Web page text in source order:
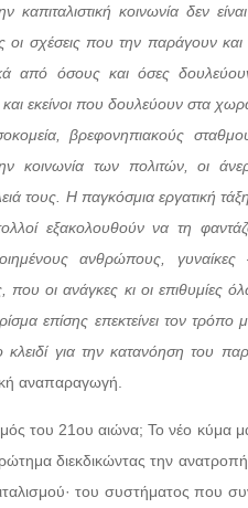
καπιταλιστική κοινωνία δεν
οι σχέσεις που την παράγουν
από όσους και όσες
και εκείνοι που δουλεύουν στα
βρεφονηπιακούς
κοινωνία των πολιτών, οι
τους. Η παγκόσμια εργατική
εξακολουθούν να τη
ανθρώπους,
που οι ανάγκες κι οι
επίσης επεκτείνει τον
για την κατανόηση του
αναπαραγωγή.
του 21ου αιώνα; Το νέο κύμα
διεκδικώντας την
του συστήματος που